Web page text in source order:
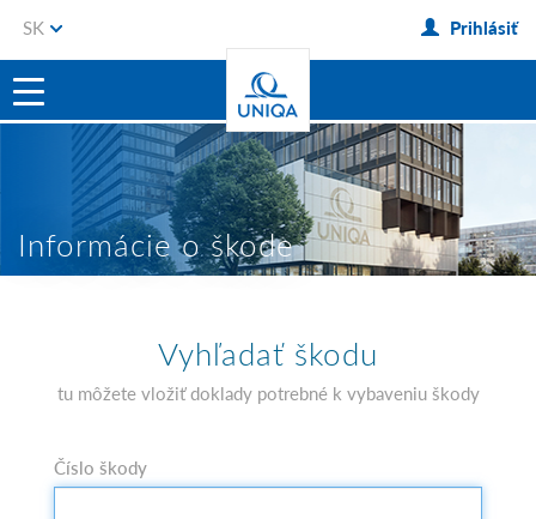
SK Prihlásiť
Informácie o škode
Vyhľadať škodu
tu môžete vložiť doklady potrebné k vybaveniu škody
Číslo škody